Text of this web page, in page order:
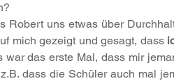
Robert uns etwas über
mich gezeigt und gesagt, dass
war das erste Mal, dass mir
dass die Schüler auch mal